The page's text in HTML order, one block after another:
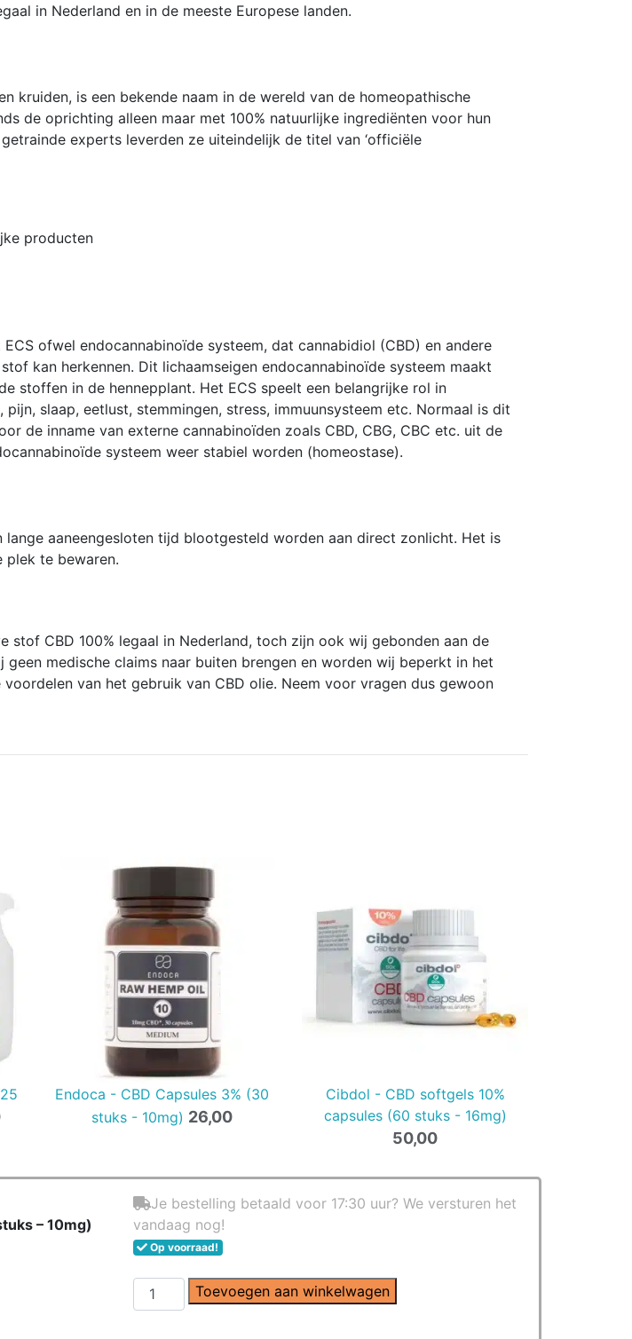
in Nederland en in de meeste Europese landen.
kruiden, is een bekende naam in de wereld van de homeopathische
de oprichting alleen maar met 100% natuurlijke ingrediënten voor hun
experts leverden ze uiteindelijk de titel van ‘officiële
producten
ofwel endocannabinoïde systeem, dat cannabidiol (CBD) en andere
kan herkennen. Dit lichaamseigen endocannabinoïde systeem maakt
stoffen in de hennepplant. Het ECS speelt een belangrijke rol in
slaap, eetlust, stemmingen, stress, immuunsysteem etc. Normaal is dit
de inname van externe cannabinoïden zoals CBD, CBG, CBC etc. uit de
systeem weer stabiel worden (homeostase).
aaneengesloten tijd blootgesteld worden aan direct zonlicht. Het is
plek te bewaren.
CBD 100% legaal in Nederland, toch zijn ook wij gebonden aan de
medische claims naar buiten brengen en worden wij beperkt in het
van het gebruik van CBD olie. Neem voor vragen dus gewoon
Endoca - CBD Capsules 3% (30
stuks - 10mg) 26,00
Cibdol - CBD softgels 10%
capsules (60 stuks - 16mg)
50,00
– 10mg)
Je bestelling betaald voor 17:30 uur? We versturen het
vandaag nog!
Op voorraad!
Jacob
Hooy
Toevoegen aan winkelwagen